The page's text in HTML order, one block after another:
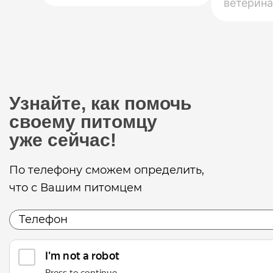
Узнайте, как помочь
своему питомцу
уже сейчас!
По телефону сможем определить,
что с Вашим питомцем